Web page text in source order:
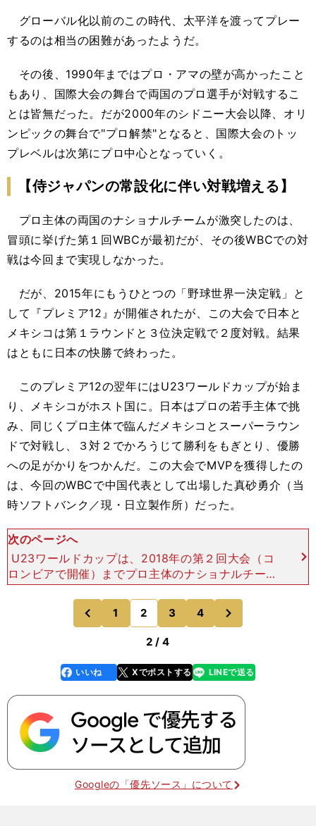
グローバル化以前のこの時代、太平洋を渡ってプレー
するのは相当の困難があったようだ。
その後、1990年まではプロ・アマの壁が高かったこと
もあり、国際大会の舞台で両国のプロ選手が対戦するこ
とは皆無だった。だが2000年のシドニー大会以降、オリ
ンピックの舞台で"プロ解禁"となると、国際大会のトッ
プレベルは次第にプロ中心となっていく。
【侍ジャパンの常設化に伴い対戦増える】
プロ主体の両国のナショナルチームが激突したのは、
冒頭に挙げた第１回WBCが最初だが、その後WBCでの対
戦は今回まで実現しなかった。
だが、2015年にもうひとつの「野球世界一決定戦」と
して『プレミア12』が開催されたが、この大会で日本と
メキシコは第１ラウンドと３位決定戦で２度対戦。結果
はともに日本の快勝で終わった。
このプレミア12の翌年にはU23ワールドカップが始ま
り、メキシコがホスト国に。日本はプロの若手主体で挑
み、同じくプロ主体で臨んだメキシコとスーパーラウン
ドで対戦し、３対２でかろうじて勝利をもぎとり、優勝
への足がかりをつかんだ。この大会でMVPを獲得したの
は、今回のWBCで中国代表として出場した真砂勇介（当
時ソフトバンク／現・日立製作所）だった。
次のページへ
U23ワールドカップは、2018年の第２回大会（コ
ロンビアで開催）までプロ主体のナショナルチーム
が送り込まれたが、この大会でもメキシコと２度対
戦。オープニングラウンドで７対２、そして決勝で
は２対１で勝
前
のページへ
1 2 3 4
のページへ
2 / 4
faceboo
k
いいね Xでポストする
line LINEで送る
Googleの「優先ソース」について